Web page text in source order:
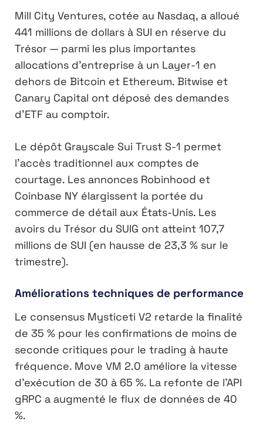
Mill City Ventures, cotée au Nasdaq, a alloué
441 millions de dollars à SUI en réserve du
Trésor — parmi les plus importantes
allocations d’entreprise à un Layer-1 en
dehors de Bitcoin et Ethereum. Bitwise et
Canary Capital ont déposé des demandes
d’ETF au comptoir.
Le dépôt Grayscale Sui Trust S-1 permet
l’accès traditionnel aux comptes de
courtage. Les annonces Robinhood et
Coinbase NY élargissent la portée du
commerce de détail aux États-Unis. Les
avoirs du Trésor du SUIG ont atteint 107,7
millions de SUI (en hausse de 23,3 % sur le
trimestre).
Améliorations techniques de performance
Le consensus Mysticeti V2 retarde la finalité
de 35 % pour les confirmations de moins de
seconde critiques pour le trading à haute
fréquence. Move VM 2.0 améliore la vitesse
d’exécution de 30 à 65 %. La refonte de l’API
gRPC a augmenté le flux de données de 40
%.